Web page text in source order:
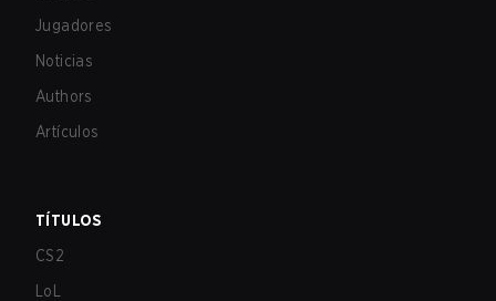
Jugadores
Noticias
Authors
Artículos
TÍTULOS
CS2
LoL